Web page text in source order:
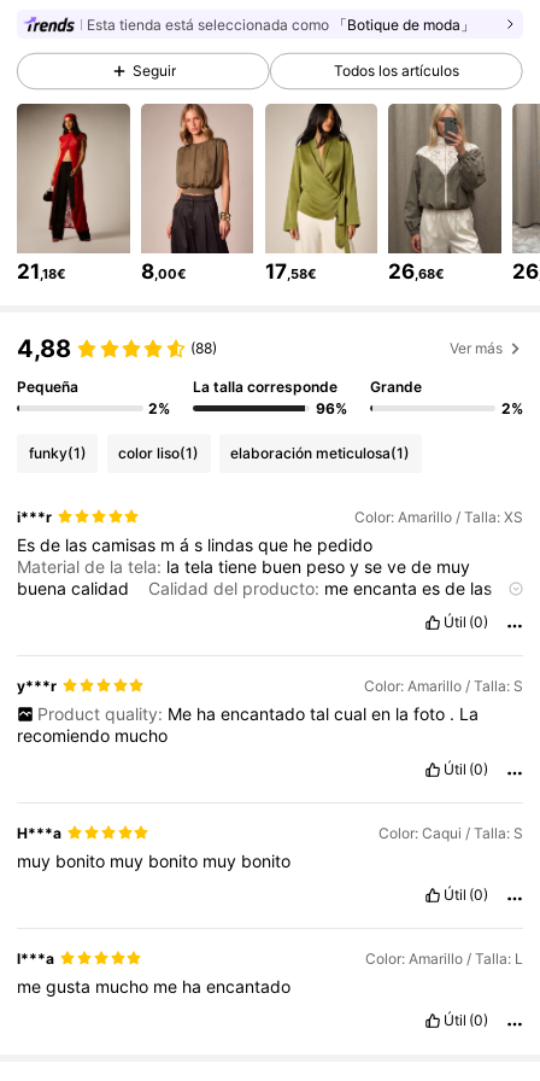
4,81 698K Seguidores
698K Seguidores
698K Seguidores
698K Seguidores
4,81 698K Seguidores
4,81 698K Seguidores
Esta tienda está seleccionada como 「Botique de moda」
Seguir Todos los artículos
21,18€ 8,00€ 17,58€ 26,68€ 26
4,88 (88) Ver más
Pequeña
2%
La talla corresponde
96%
Grande
2%
funky(1) color liso(1) elaboración meticulosa(1)
i***r Color: Amarillo / Talla: XS
Esde lascamisas más lindasque he pedido
Material de la tela: latelatiene buen pesoysevede muy
buenacalidad Calidad del producto: meencantaesde las
daal
Útil (0)
y***r Color: Amarillo / Talla: S
Product quality: Me ha encantado tal cual en la foto . La
recomiendo mucho
Útil (0)
H***a Color: Caqui / Talla: S
muy bonito muy bonito muy bonito
Útil (0)
l***a Color: Amarillo / Talla: L
megusta mucho me haencantado
Útil (0)